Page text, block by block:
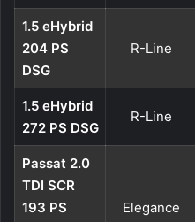
1.5 eHybrid
204 PS
DSG
R-Line
1.5 eHybrid
272 PS DSG
R-Line
Passat 2.0
TDI SCR
193 PS
Elegance